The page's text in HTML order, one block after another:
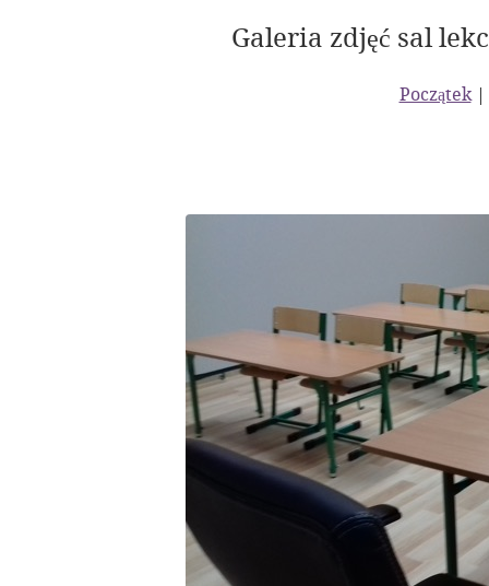
Galeria zdjęć sal
Początek|